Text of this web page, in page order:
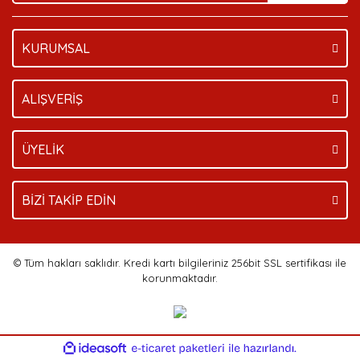
KURUMSAL
ALIŞVERİŞ
ÜYELİK
BİZİ TAKİP EDİN
© Tüm hakları saklıdır. Kredi kartı bilgileriniz 256bit SSL sertifikası ile
korunmaktadır.
ideasoft
e-